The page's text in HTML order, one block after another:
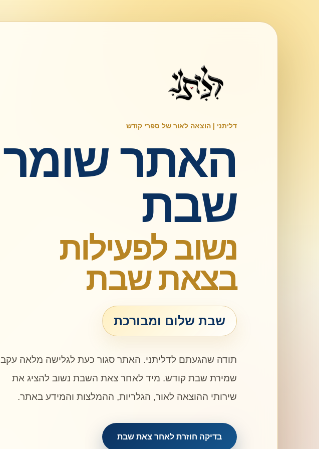
דליתני | הוצאה לאור של ספרי קודש
האתר שומר
שבת
נשוב לפעילות
בצאת שבת
שבת שלום ומבורכת
תודה שהגעתם לדליתני. האתר סגור כעת לגלישה מלאה עקב
שמירת שבת קודש. מיד לאחר צאת השבת נשוב להציג את
שירותי ההוצאה לאור, הגלריות, ההמלצות והמידע באתר.
בדיקה חוזרת לאחר צאת שבת